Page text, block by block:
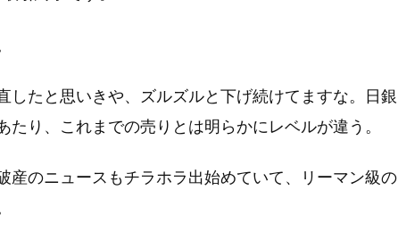
したと思いきや、ズルズルと下げ続けてますな。日銀
り、これまでの売りとは明らかにレベルが違う。
産のニュースもチラホラ出始めていて、リーマン級の